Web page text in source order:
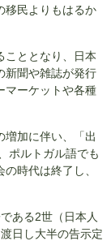
移民よりもはるか
こととなり、日本
新聞や雑誌が発行
マーケットや各種
増加に伴い、「出
ポルトガル語でも
時代は終了し、
ある2世（日本人
日し大半の告示定